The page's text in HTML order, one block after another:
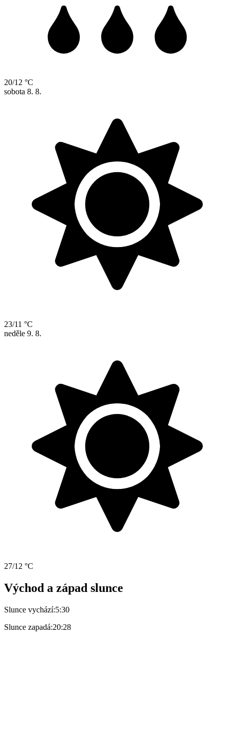
20/12 °C
sobota 8. 8.
23/11 °C
neděle 9. 8.
27/12 °C
Východ a západ slunce
Slunce vychází:5:30
Slunce zapadá:20:28